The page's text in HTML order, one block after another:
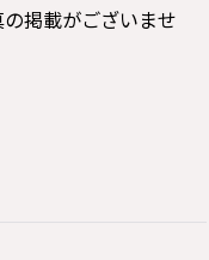
掲載がございませ